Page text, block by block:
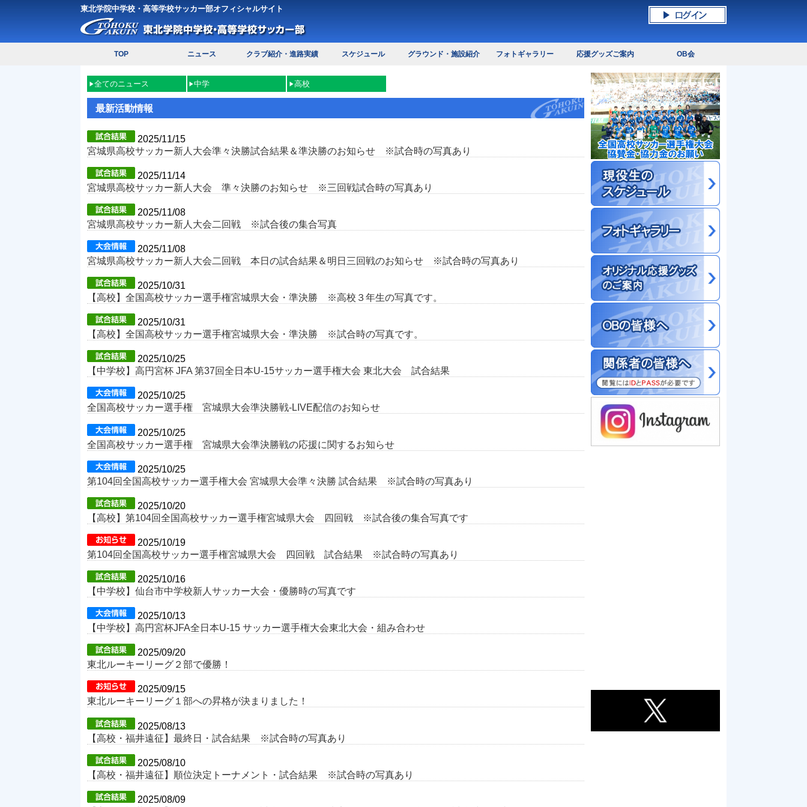
東北学院中学校・高等学校サッカー部オフィシャルサイト
TOP ニュース クラブ紹介・進路実績 スケジュール グラウンド・施設紹介 フォトギャラリー 応援グッズご案内 OB会
全てのニュース 中学 高校
最新活動情報
2025/11/15
宮城県高校サッカー新人大会準々決勝試合結果＆準決勝のお知らせ ※試合時の写真あり
2025/11/14
宮城県高校サッカー新人大会 準々決勝のお知らせ ※三回戦試合時の写真あり
2025/11/08
宮城県高校サッカー新人大会二回戦 ※試合後の集合写真
2025/11/08
宮城県高校サッカー新人大会二回戦 本日の試合結果＆明日三回戦のお知らせ ※試合時の写真あり
2025/10/31
【高校】全国高校サッカー選手権宮城県大会・準決勝 ※高校３年生の写真です。
2025/10/31
【高校】全国高校サッカー選手権宮城県大会・準決勝 ※試合時の写真です。
2025/10/25
【中学校】高円宮杯 JFA 第37回全日本U-15サッカー選手権大会 東北大会 試合結果
2025/10/25
全国高校サッカー選手権 宮城県大会準決勝戦-LIVE配信のお知らせ
2025/10/25
全国高校サッカー選手権 宮城県大会準決勝戦の応援に関するお知らせ
2025/10/25
第104回全国高校サッカー選手権大会 宮城県大会準々決勝 試合結果 ※試合時の写真あり
2025/10/20
【高校】第104回全国高校サッカー選手権宮城県大会 四回戦 ※試合後の集合写真です
2025/10/19
第104回全国高校サッカー選手権宮城県大会 四回戦 試合結果 ※試合時の写真あり
2025/10/16
【中学校】仙台市中学校新人サッカー大会・優勝時の写真です
2025/10/13
【中学校】高円宮杯JFA全日本U-15 サッカー選手権大会東北大会・組み合わせ
2025/09/20
東北ルーキーリーグ２部で優勝！
2025/09/15
東北ルーキーリーグ１部への昇格が決まりました！
2025/08/13
【高校・福井遠征】最終日・試合結果 ※試合時の写真あり
2025/08/10
【高校・福井遠征】順位決定トーナメント・試合結果 ※試合時の写真あり
2025/08/09